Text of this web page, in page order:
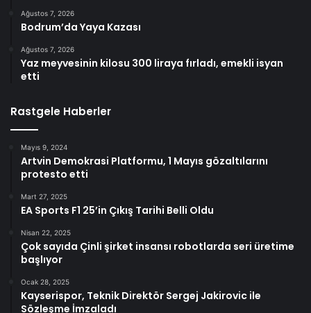
Ağustos 7, 2026
Bodrum’da Yaya Kazası
Ağustos 7, 2026
Yaz meyvesinin kilosu 300 liraya fırladı, emekli isyan
etti
Rastgele Haberler
Mayıs 9, 2024
Artvin Demokrasi Platformu, 1 Mayıs gözaltılarını
protesto etti
Mart 27, 2025
EA Sports F1 25’in Çıkış Tarihi Belli Oldu
Nisan 22, 2025
Çok sayıda Çinli şirket insansı robotlarda seri üretime
başlıyor
Ocak 28, 2025
Kayserispor, Teknik Direktör Sergej Jakirovic ile
Sözleşme İmzaladı